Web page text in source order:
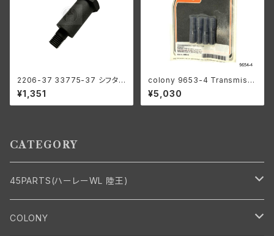
2206-37 33775-37 シフタ
ーレバー スタッド オリジナル1ピ
ーススタイル パーカー ハーレー
1937-64年 全ハンドシフトモデ
¥1,351
colony 9653-4 Transmissi
on case bottom stud kit
¥5,030
CATEGORY
45PARTS(ハーレーWL 陸王)
エンジン
COLONY